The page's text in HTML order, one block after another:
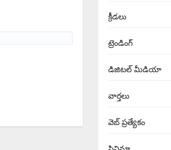
క్రీడలు
ట్రెండింగ్
డిజిటల్ మీడియా
వార్త‌లు
వెబ్ ప్రత్యేకం